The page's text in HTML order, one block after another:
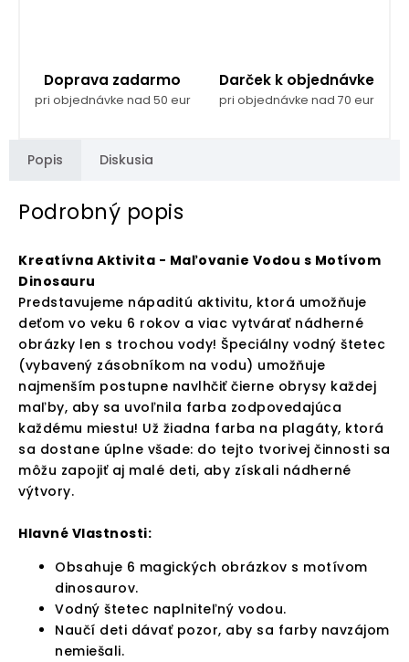
Doprava zadarmo
pri objednávke nad 50 eur
Darček k objednávke
pri objednávke nad 70 eur
Popis Diskusia
Podrobný popis
Kreatívna Aktivita - Maľovanie Vodou s Motívom
Dinosauru
Predstavujeme nápaditú aktivitu, ktorá umožňuje
deťom vo veku 6 rokov a viac vytvárať nádherné
obrázky len s trochou vody! Špeciálny vodný štetec
(vybavený zásobníkom na vodu) umožňuje
najmenším postupne navlhčiť čierne obrysy každej
maľby, aby sa uvoľnila farba zodpovedajúca
každému miestu! Už žiadna farba na plagáty, ktorá
sa dostane úplne všade: do tejto tvorivej činnosti sa
môžu zapojiť aj malé deti, aby získali nádherné
výtvory.
Hlavné Vlastnosti:
Obsahuje 6 magických obrázkov s motívom
dinosaurov.
Vodný štetec naplniteľný vodou.
Naučí deti dávať pozor, aby sa farby navzájom
nemiešali.